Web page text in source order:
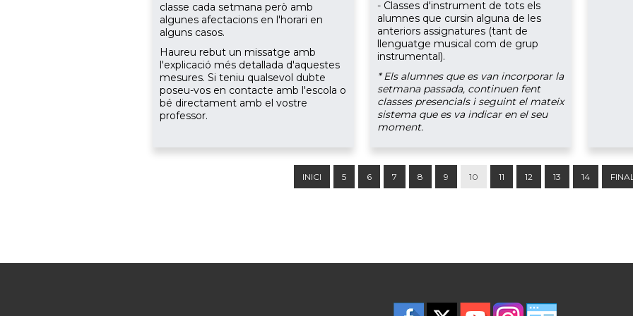
classe cada setmana però amb
algunes afectacions en l'horari en
alguns casos.
Haureu rebut un missatge amb
l'explicació més detallada d'aquestes
mesures. Si teniu qualsevol dubte
poseu-vos en contacte amb l'escola o
bé directament amb el vostre
professor.
- Classes d'instrument de tots els
alumnes que cursin alguna de les
anteriors assignatures (tant de
llenguatge musical com de grup
instrumental).
* Els alumnes que es van incorporar la
setmana passada, continuen fent
classes presencials i seguint el mateix
sistema que es va indicar en el seu
moment.
INICI 5 6 7 8 9 10 11 12 13 14